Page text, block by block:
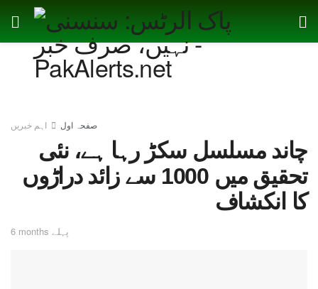
صفحہ اول اہم خبریں
چاند مسلسل سکڑ رہا ہے، نئی
تحقیق میں 1000 سے زائد دراڑوں
کا انکشاف
6 months پہلے